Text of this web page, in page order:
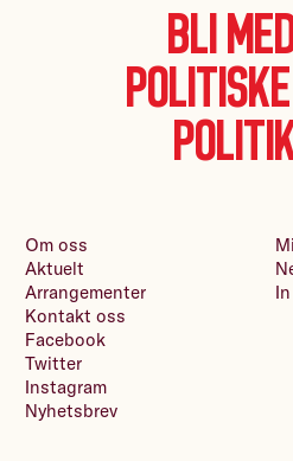
Bli
Om oss
Aktuelt
Arrangementer
Kontakt oss
Facebook
Twitter
Instagram
Nyhetsbrev